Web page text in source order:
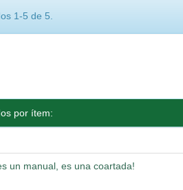
1-5 de 5.
por ítem:
un manual, es una coartada!